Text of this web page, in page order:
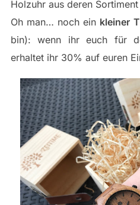
Holzuhr aus deren
Oh man… noch ein kleiner
bin): wenn ihr euch für
erhaltet ihr 30% auf euren